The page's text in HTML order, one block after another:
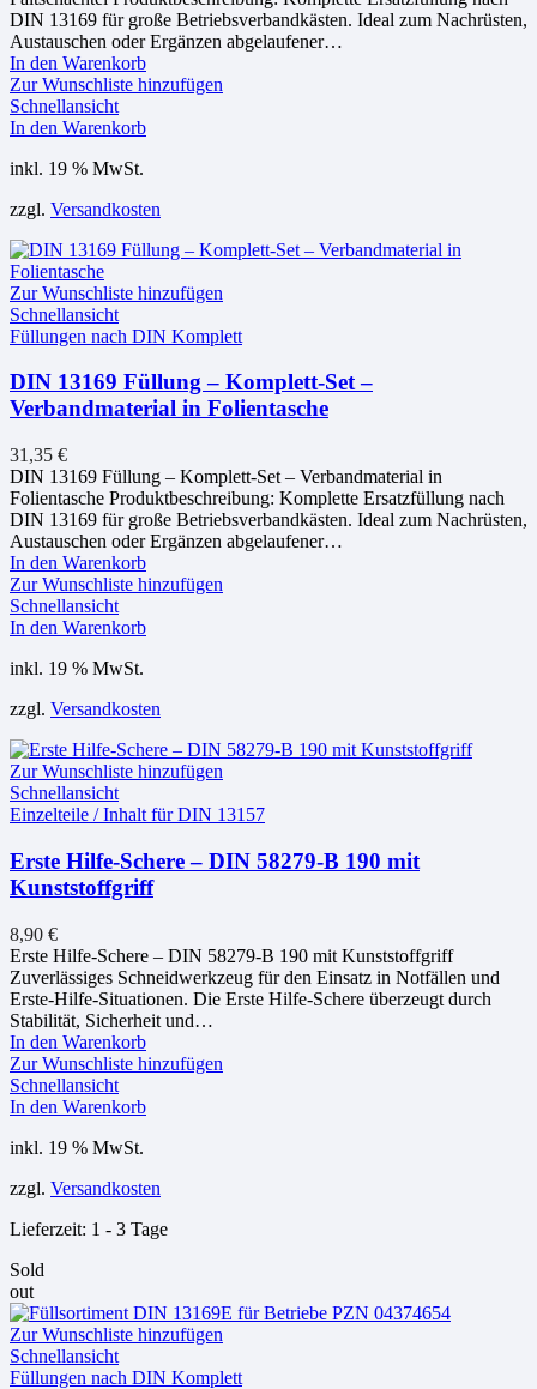
DIN 13169 für große Betriebsverbandkästen. Ideal zum Nachrüsten,
Austauschen oder Ergänzen abgelaufener…
In den Warenkorb
Zur Wunschliste hinzufügen
Schnellansicht
In den Warenkorb
inkl. 19 % MwSt.
zzgl. Versandkosten
Zur Wunschliste hinzufügen
Schnellansicht
Füllungen nach DIN Komplett
DIN 13169 Füllung – Komplett-Set –
Verbandmaterial in Folientasche
31,35 €
DIN 13169 Füllung – Komplett-Set – Verbandmaterial in
Folientasche Produktbeschreibung: Komplette Ersatzfüllung nach
DIN 13169 für große Betriebsverbandkästen. Ideal zum Nachrüsten,
Austauschen oder Ergänzen abgelaufener…
In den Warenkorb
Zur Wunschliste hinzufügen
Schnellansicht
In den Warenkorb
inkl. 19 % MwSt.
zzgl. Versandkosten
Zur Wunschliste hinzufügen
Schnellansicht
Einzelteile / Inhalt für DIN 13157
Erste Hilfe-Schere – DIN 58279-B 190 mit
Kunststoffgriff
8,90 €
Erste Hilfe-Schere – DIN 58279-B 190 mit Kunststoffgriff
Zuverlässiges Schneidwerkzeug für den Einsatz in Notfällen und
Erste-Hilfe-Situationen. Die Erste Hilfe-Schere überzeugt durch
Stabilität, Sicherheit und…
In den Warenkorb
Zur Wunschliste hinzufügen
Schnellansicht
In den Warenkorb
inkl. 19 % MwSt.
zzgl. Versandkosten
Lieferzeit: 1 - 3 Tage
Sold
out
Zur Wunschliste hinzufügen
Schnellansicht
Füllungen nach DIN Komplett